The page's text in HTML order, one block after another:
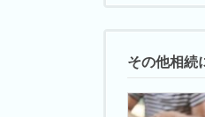
その他相続